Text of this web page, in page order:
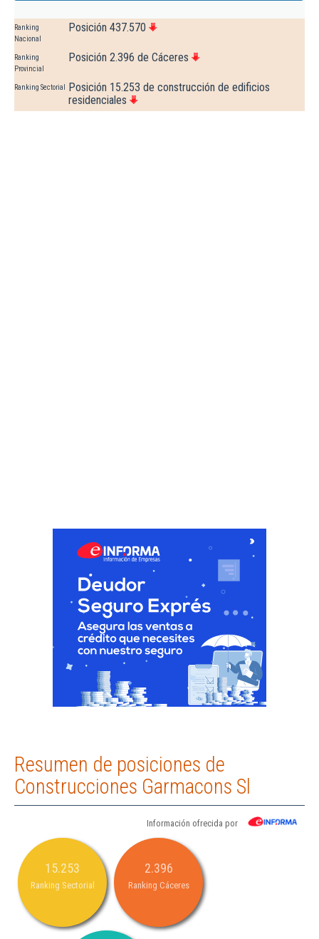
Ranking
Nacional
Posición 437.570
Ranking
Provincial
Posición 2.396 de Cáceres
Ranking Sectorial
Posición 15.253 de construcción de edificios
residenciales
Resumen de posiciones de
Construcciones Garmacons Sl
Información ofrecida por
15.253
Ranking Sectorial
2.396
Ranking Cáceres